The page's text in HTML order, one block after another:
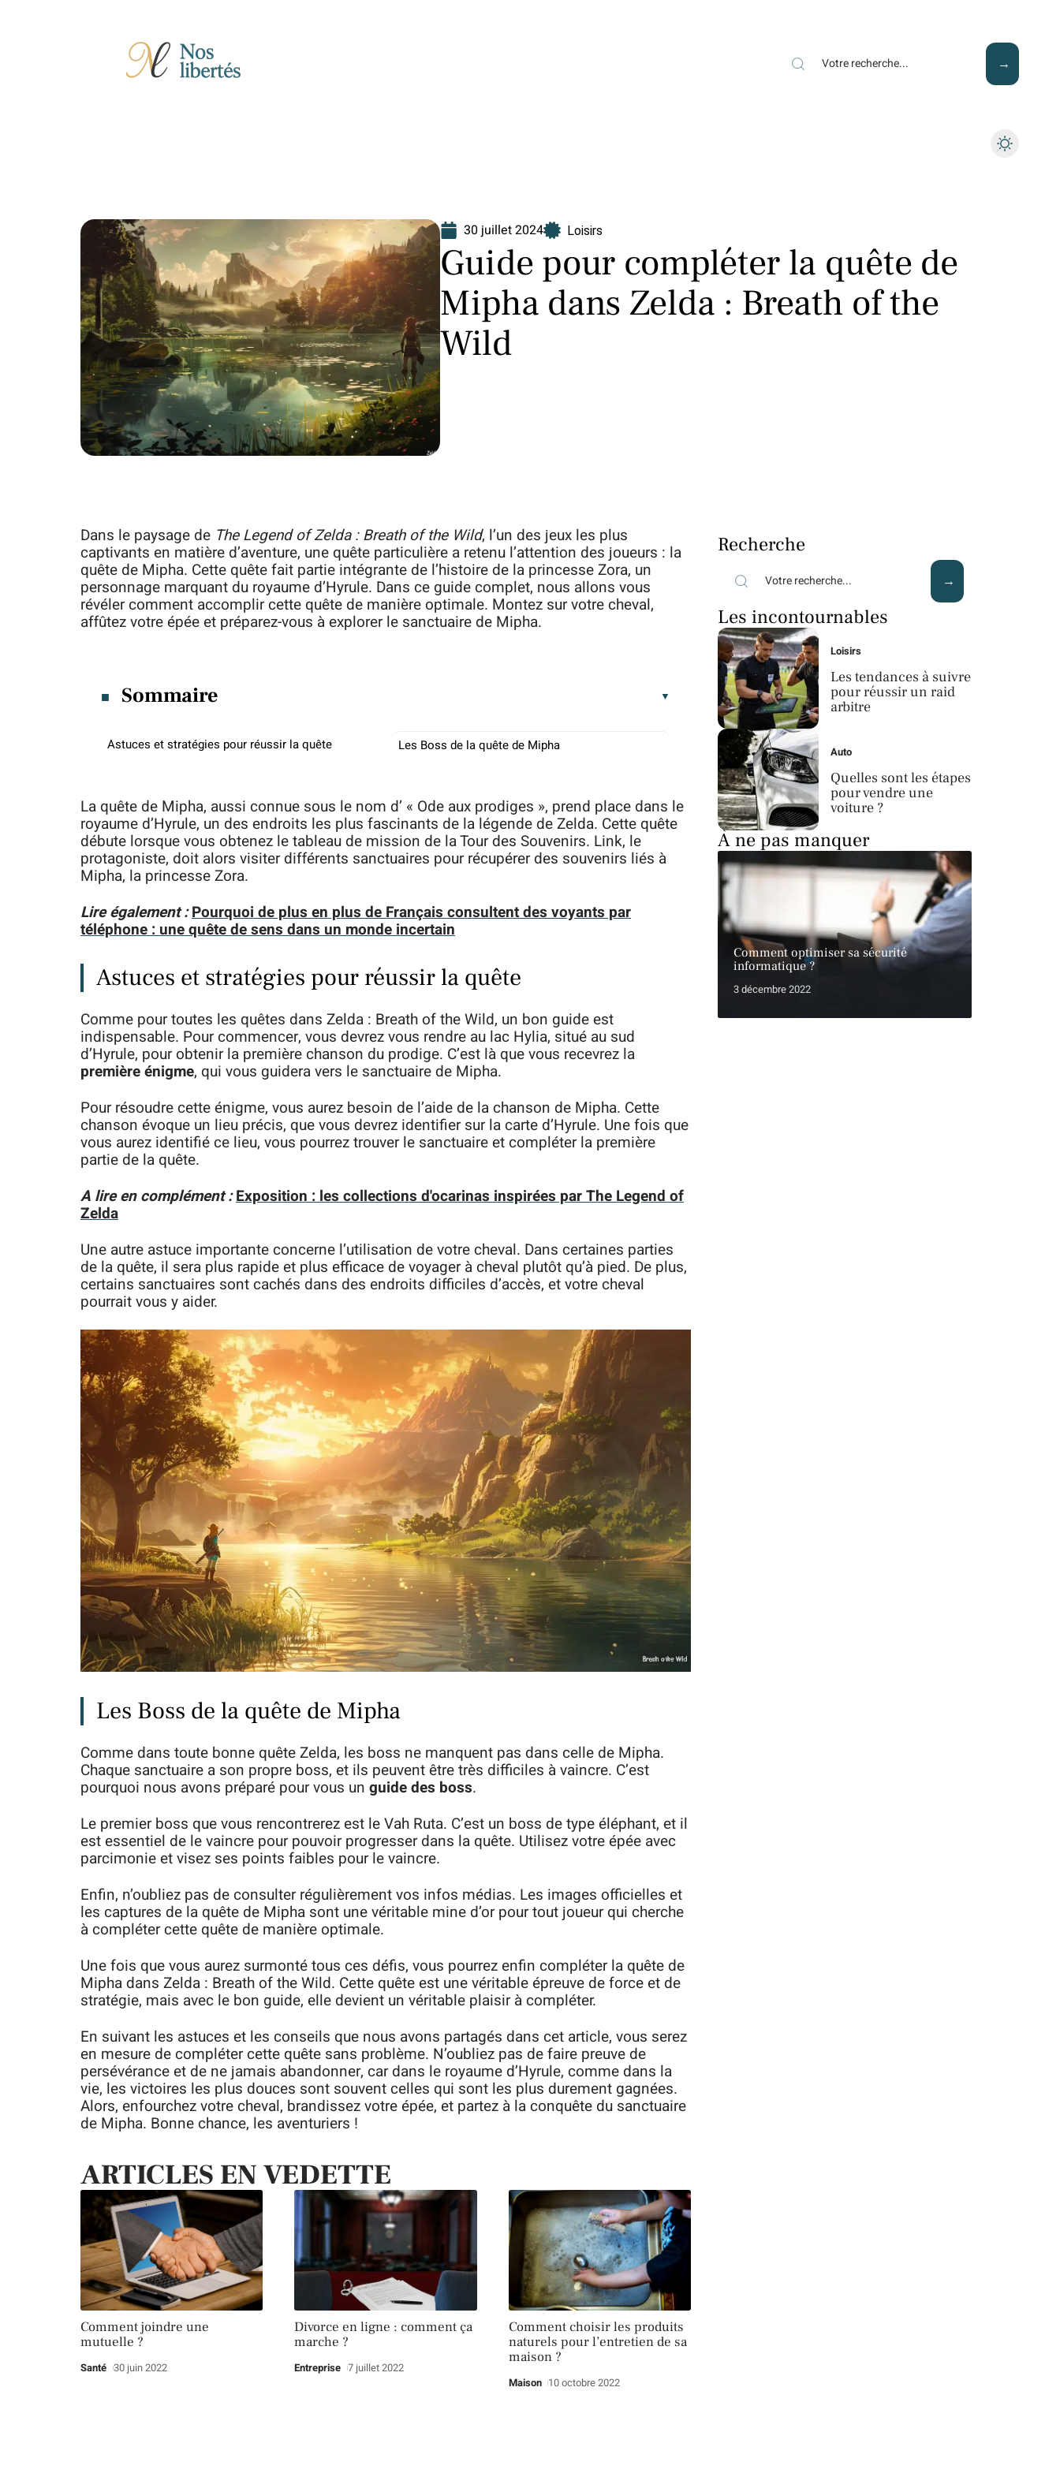
30 juillet 2024 Loisirs
Guide pour compléter la quête de
Mipha dans Zelda : Breath of the
Wild
Dans le paysage de The Legend of Zelda : Breath of the Wild, l’un des jeux les plus
captivants en matière d’aventure, une quête particulière a retenu l’attention des joueurs : la
quête de Mipha. Cette quête fait partie intégrante de l’histoire de la princesse Zora, un
personnage marquant du royaume d’Hyrule. Dans ce guide complet, nous allons vous
révéler comment accomplir cette quête de manière optimale. Montez sur votre cheval,
affûtez votre épée et préparez-vous à explorer le sanctuaire de Mipha.
Sommaire
Astuces et stratégies pour réussir la quête Les Boss de la quête de Mipha
La quête de Mipha, aussi connue sous le nom d’ « Ode aux prodiges », prend place dans le
royaume d’Hyrule, un des endroits les plus fascinants de la légende de Zelda. Cette quête
débute lorsque vous obtenez le tableau de mission de la Tour des Souvenirs. Link, le
protagoniste, doit alors visiter différents sanctuaires pour récupérer des souvenirs liés à
Mipha, la princesse Zora.
Lire également :Pourquoi de plus en plus de Français consultent des voyants par
téléphone : une quête de sens dans un monde incertain
Astuces et stratégies pour réussir la quête
Comme pour toutes les quêtes dans Zelda : Breath of the Wild, un bon guide est
indispensable. Pour commencer, vous devrez vous rendre au lac Hylia, situé au sud
d’Hyrule, pour obtenir la première chanson du prodige. C’est là que vous recevrez la
première énigme, qui vous guidera vers le sanctuaire de Mipha.
Pour résoudre cette énigme, vous aurez besoin de l’aide de la chanson de Mipha. Cette
chanson évoque un lieu précis, que vous devrez identifier sur la carte d’Hyrule. Une fois que
vous aurez identifié ce lieu, vous pourrez trouver le sanctuaire et compléter la première
partie de la quête.
A lire en complément :Exposition : les collections d'ocarinas inspirées par The Legend of
Zelda
Une autre astuce importante concerne l’utilisation de votre cheval. Dans certaines parties
de la quête, il sera plus rapide et plus efficace de voyager à cheval plutôt qu’à pied. De plus,
certains sanctuaires sont cachés dans des endroits difficiles d’accès, et votre cheval
pourrait vous y aider.
Les Boss de la quête de Mipha
Comme dans toute bonne quête Zelda, les boss ne manquent pas dans celle de Mipha.
Chaque sanctuaire a son propre boss, et ils peuvent être très difficiles à vaincre. C’est
pourquoi nous avons préparé pour vous un guide des boss.
Le premier boss que vous rencontrerez est le Vah Ruta. C’est un boss de type éléphant, et il
est essentiel de le vaincre pour pouvoir progresser dans la quête. Utilisez votre épée avec
parcimonie et visez ses points faibles pour le vaincre.
Enfin, n’oubliez pas de consulter régulièrement vos infos médias. Les images officielles et
les captures de la quête de Mipha sont une véritable mine d’or pour tout joueur qui cherche
à compléter cette quête de manière optimale.
Une fois que vous aurez surmonté tous ces défis, vous pourrez enfin compléter la quête de
Mipha dans Zelda : Breath of the Wild. Cette quête est une véritable épreuve de force et de
stratégie, mais avec le bon guide, elle devient un véritable plaisir à compléter.
En suivant les astuces et les conseils que nous avons partagés dans cet article, vous serez
en mesure de compléter cette quête sans problème. N’oubliez pas de faire preuve de
persévérance et de ne jamais abandonner, car dans le royaume d’Hyrule, comme dans la
vie, les victoires les plus douces sont souvent celles qui sont les plus durement gagnées.
Alors, enfourchez votre cheval, brandissez votre épée, et partez à la conquête du sanctuaire
de Mipha. Bonne chance, les aventuriers !
ARTICLES EN VEDETTE
Comment joindre une
mutuelle ?
Santé 30 juin 2022
Divorce en ligne : comment ça
marche ?
Entreprise 7 juillet 2022
Comment choisir les produits
naturels pour l’entretien de sa
maison ?
Maison 10 octobre 2022
Recherche
Les incontournables
Loisirs
Les tendances à suivre
pour réussir un raid
arbitre
Auto
Quelles sont les étapes
pour vendre une
voiture ?
À ne pas manquer
Comment optimiser sa sécurité
informatique ?
3 décembre 2022